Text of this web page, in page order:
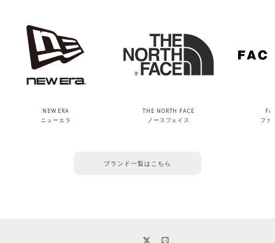
NEW ERA
ニューエラ
THE NORTH FACE
ノースフェイス
ファ
ブランド一覧はこちら